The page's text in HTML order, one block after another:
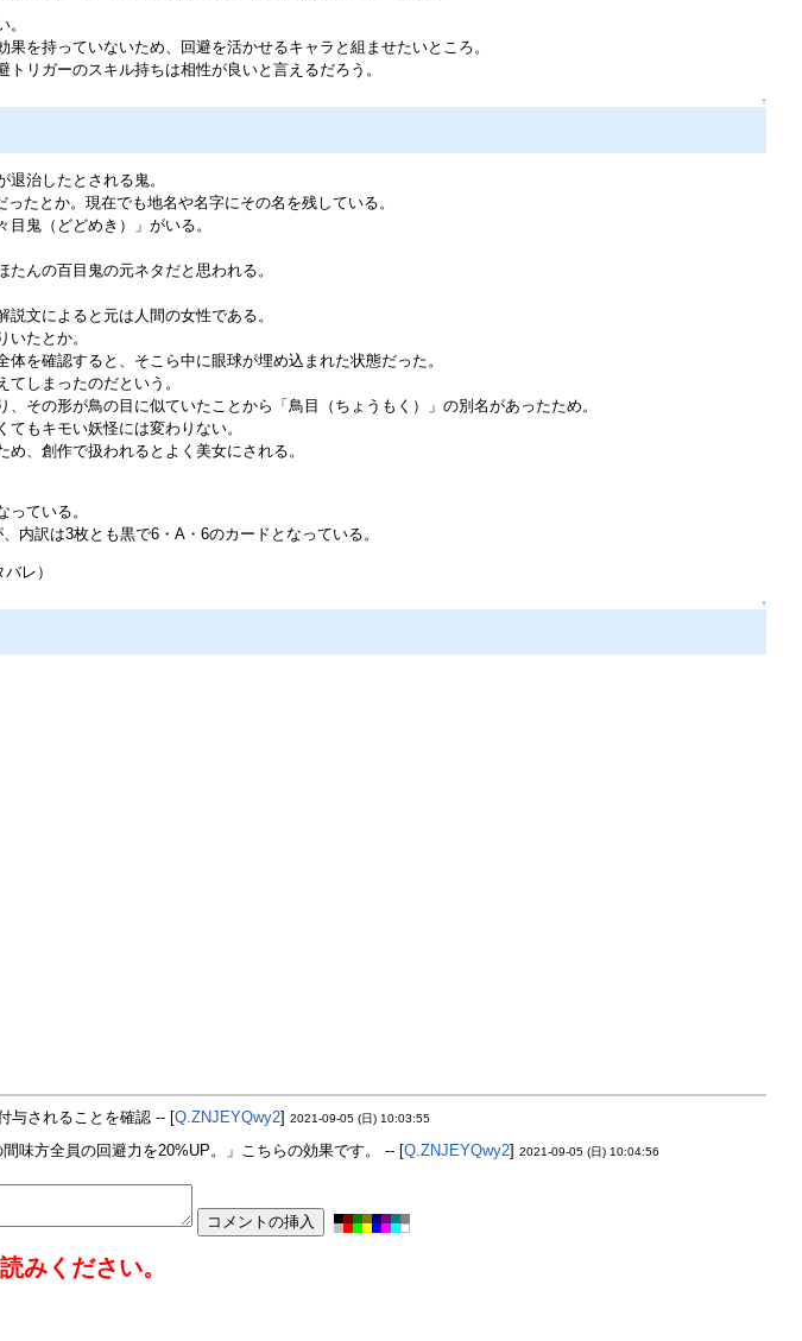
を持っていないため、回避を活かせるキャラと組ませたいところ。
トリガーのスキル持ちは相性が良いと言えるだろう。
↑
治したとされる鬼。
たとか。現在でも地名や名字にその名を残している。
鬼（どどめき）」がいる。
んの百目鬼の元ネタだと思われる。
文によると元は人間の女性である。
たとか。
を確認すると、そこら中に眼球が埋め込まれた状態だった。
しまったのだという。
その形が鳥の目に似ていたことから「鳥目（ちょうもく）」の別名があったため。
もキモい妖怪には変わりない。
、創作で扱われるとよく美女にされる。
ている。
内訳は3枚とも黒で6・A・6のカードとなっている。
レ）
↑
与されることを確認 -- [Q.ZNJEYQwy2] 2021-09-05 (日) 10:03:55
味方全員の回避力を20%UP。」こちらの効果です。 -- [Q.ZNJEYQwy2] 2021-09-05 (日) 10:04:56
みください。